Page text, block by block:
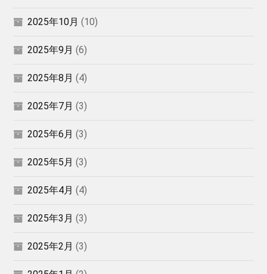
2025年10月 (10)
2025年9月 (6)
2025年8月 (4)
2025年7月 (3)
2025年6月 (3)
2025年5月 (3)
2025年4月 (4)
2025年3月 (3)
2025年2月 (3)